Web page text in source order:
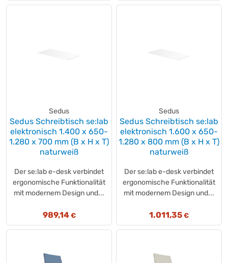
Sedus
Sedus Schreibtisch se:lab
elektronisch 1.400 x 650-
1.280 x 700 mm (B x H x T)
naturweiß
Der se:lab e-desk verbindet
ergonomische Funktionalität
mit modernem Design und...
989,14€
Sedus
Sedus Schreibtisch se:lab
elektronisch 1.600 x 650-
1.280 x 800 mm (B x H x T)
naturweiß
Der se:lab e-desk verbindet
ergonomische Funktionalität
mit modernem Design und...
1.011,35 €